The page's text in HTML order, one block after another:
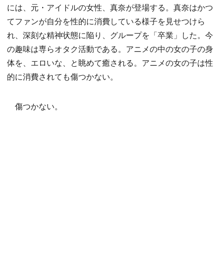
には、元・アイドルの女性、真奈が登場する。真奈はかつ
てファンが自分を性的に消費している様子を見せつけら
れ、深刻な精神状態に陥り、グループを「卒業」した。今
の趣味は専らオタク活動である。アニメの中の女の子の身
体を、エロいな、と眺めて癒される。アニメの女の子は性
的に消費されても傷つかない。
傷つかない。